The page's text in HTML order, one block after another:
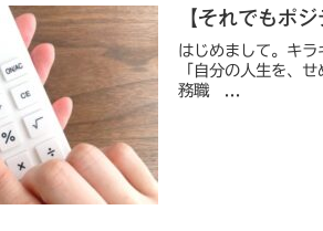
【それでもポ
はじめまして。キ
「自分の人生を、
務職 ...